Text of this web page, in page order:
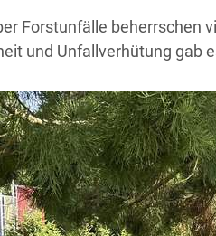
Forstunfälle beherrschen
und Unfallverhütung gab